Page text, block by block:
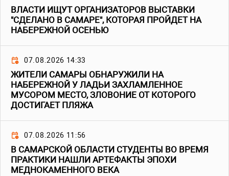
ВЛАСТИ ИЩУТ ОРГАНИЗАТОРОВ ВЫСТАВКИ
"СДЕЛАНО В САМАРЕ", КОТОРАЯ ПРОЙДЕТ НА
НАБЕРЕЖНОЙ ОСЕНЬЮ
07.08.2026 14:33
ЖИТЕЛИ САМАРЫ ОБНАРУЖИЛИ НА
НАБЕРЕЖНОЙ У ЛАДЬИ ЗАХЛАМЛЕННОЕ
МУСОРОМ МЕСТО, ЗЛОВОНИЕ ОТ КОТОРОГО
ДОСТИГАЕТ ПЛЯЖА
07.08.2026 11:56
В САМАРСКОЙ ОБЛАСТИ СТУДЕНТЫ ВО ВРЕМЯ
ПРАКТИКИ НАШЛИ АРТЕФАКТЫ ЭПОХИ
МЕДНОКАМЕННОГО ВЕКА